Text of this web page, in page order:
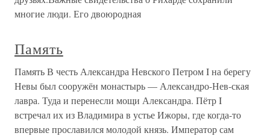
многие люди. Его двоюродная
Память
Память В честь Александра Невского Петром I на берегу
Невы был сооружён монастырь — Александро-Нев-ская
лавра. Туда и перенесли мощи Александра. Пётр I
встречал их из Владимира в устье Ижоры, где когда-то
впервые прославился молодой князь. Император сам